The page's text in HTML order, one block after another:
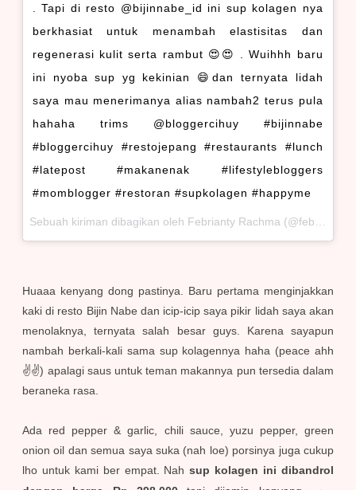
. Tapi di resto @bijinnabe_id ini sup kolagen nya
berkhasiat untuk menambah elastisitas dan
regenerasi kulit serta rambut 😍😍 . Wuihhh baru
ini nyoba sup yg kekinian 😄dan ternyata lidah
saya mau menerimanya alias nambah2 terus pula
hahaha trims @bloggercihuy #bijinnabe
#bloggercihuy #restojepang #restaurants #lunch
#latepost #makanenak #lifestylebloggers
#momblogger #restoran #supkolagen #happyme
Huaaa kenyang dong pastinya. Baru pertama menginjakkan
kaki di resto Bijin Nabe dan icip-icip saya pikir lidah saya akan
menolaknya, ternyata salah besar guys. Karena sayapun
nambah berkali-kali sama sup kolagennya haha (peace ahh
✌✌) apalagi saus untuk teman makannya pun tersedia dalam
beraneka rasa.
Ada red pepper & garlic, chili sauce, yuzu pepper, green
onion oil dan semua saya suka (nah loe) porsinya juga cukup
lho untuk kami ber empat. Nahsup kolagen ini dibandrol